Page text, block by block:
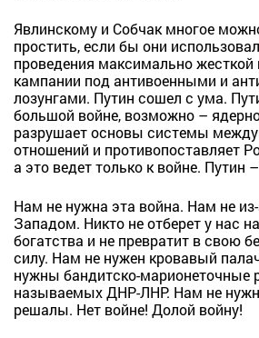
Явлинскому и Собчак многое
простить, если бы они
проведения максимально жесткой
кампании под антивоенными и
лозунгами. Путин сошел с ума.
большой войне, возможно –
разрушает основы системы
отношений и противопоставляет
а это ведет только к войне. Путин
Нам не нужна эта война. Нам не из-
Западом. Никто не отберет у нас
богатства и не превратит в свою
силу. Нам не нужен кровавый
нужны бандитско-марионеточные
называемых ДНР-ЛНР. Нам не
решалы. Нет войне! Долой войну!